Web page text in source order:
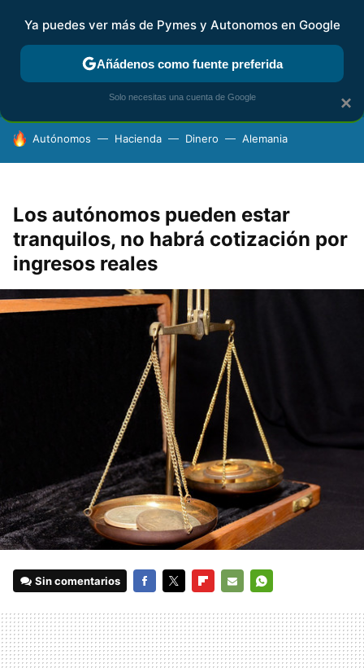
FISCALIDAD Y CONTABILIDAD KIT DIGITAL RENTA
HOY SE HABLA DE
Autónomos Hacienda Dinero Alemania
Los autónomos pueden estar
tranquilos, no habrá cotización por
ingresos reales
Sin comentarios
MAIL
×
Ya puedes ver más de Pymes y Autonomos en Google
Añádenos como fuente preferida
Solo necesitas una cuenta de Google